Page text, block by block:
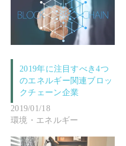
2019年に注目すべき4つ
のエネルギー関連ブロッ
クチェーン企業
2019/01/18
環境・エネルギー